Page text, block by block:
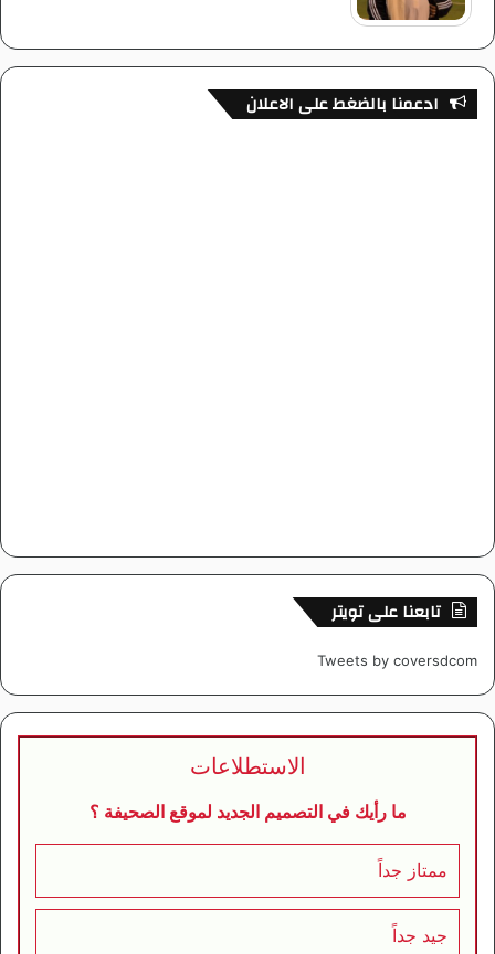
ادعمنا بالضغط على الاعلان
تابعنا على تويتر
Tweets by coversdcom
الاستطلاعات
ما رأيك في التصميم الجديد لموقع الصحيفة ؟
ممتاز جداً
جيد جداً